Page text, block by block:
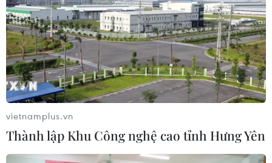
vietnamplus.vn
Thành lập Khu Công nghệ cao tỉnh Hưng Yên